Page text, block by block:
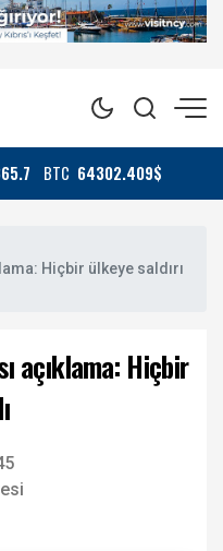
BTC 64302.409$
Hiçbir ülkeye saldırı
açıklama: Hiçbir